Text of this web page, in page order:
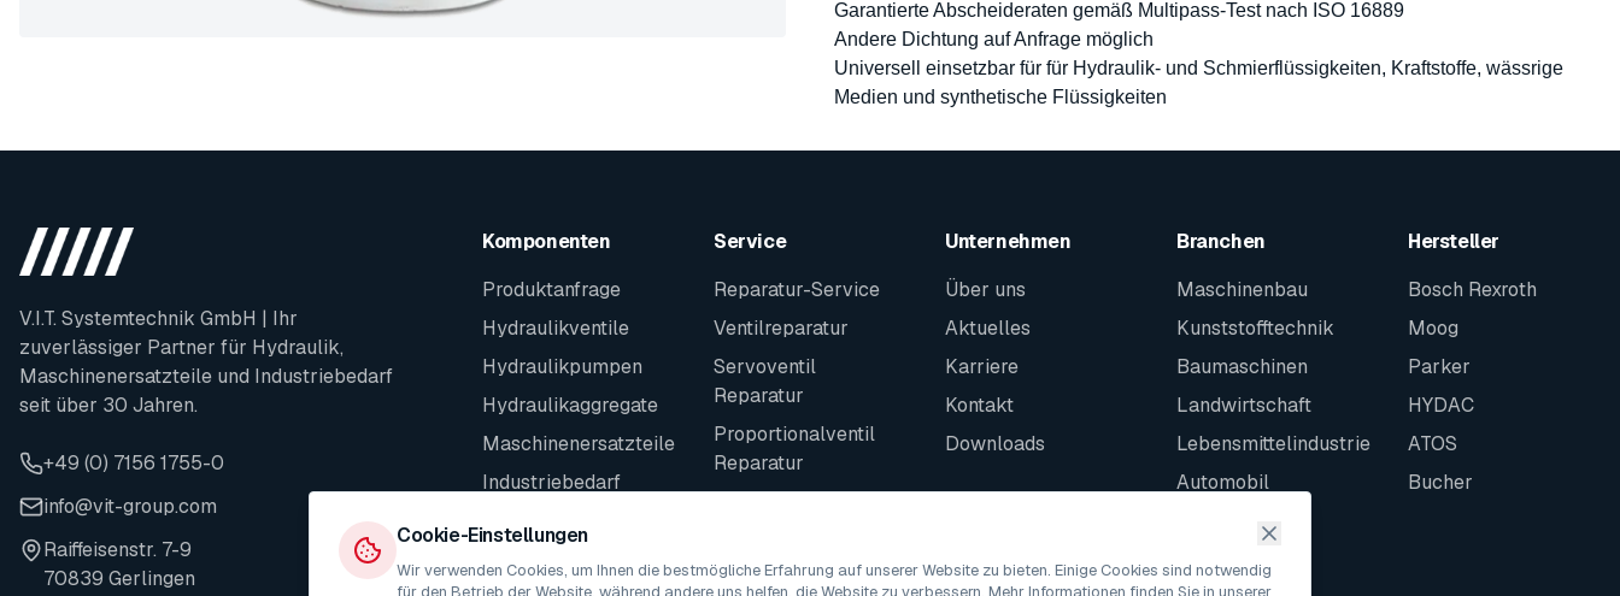
Garantierte Abscheideraten gemäß Multipass-Test nach ISO 16889
Andere Dichtung auf Anfrage möglich
Universell einsetzbar für für Hydraulik- und Schmierflüssigkeiten, Kraftstoffe, wässrige
Medien und synthetische Flüssigkeiten
V.I.T. Systemtechnik GmbH | Ihr
zuverlässiger Partner für Hydraulik,
Maschinenersatzteile und Industriebedarf
seit über 30 Jahren.
+49 (0) 7156 1755-0
info@vit-group.com
Raiffeisenstr. 7-9
70839 Gerlingen
Komponenten
Produktanfrage
Hydraulikventile
Hydraulikpumpen
Hydraulikaggregate
Maschinenersatzteile
Industriebedarf
Service
Reparatur-Service
Ventilreparatur
Servoventil
Reparatur
Proportionalventil
Reparatur
Unternehmen
Über uns
Aktuelles
Karriere
Kontakt
Downloads
Branchen
Maschinenbau
Kunststofftechnik
Baumaschinen
Landwirtschaft
Lebensmittelindustrie
Automobil
Intralogistik
Hersteller
Bosch Rexroth
Moog
Parker
HYDAC
ATOS
Bucher
Cookie-Einstellungen
Wir verwenden Cookies, um Ihnen die bestmögliche Erfahrung auf unserer Website zu bieten. Einige Cookies sind notwendig
für den Betrieb der Website, während andere uns helfen, die Website zu verbessern. Mehr Informationen finden Sie in unserer